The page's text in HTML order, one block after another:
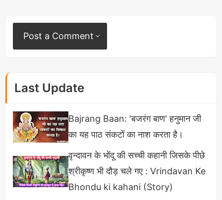
रक्त की एक बूंद में हजारों की संख्या में प्लेटलेट्स मौजूद
होती हैं यह एक प्रकार से शरीर के अंदर मौजूद रक्षा की
किसी भी सामान्य मनुष्य में इनकी संख्या 150000 से
स्थित में इंसान बीमार पड़ सकता है।
शरीर हर 3 दिन में अर्थात 72 घंटो में नई प्लेटलेट्स का
प्लेटलेट्स की कमी को थ्रोंबोसाइटोपेनिया और ज्यादा बढ़ने
पर इसे थ्रोंबोसाइटोसिस कहा जाता है।
इसकी कमी से स्किन पर चकत्ते पड़ना, खरोंच लगने से भी
Post a Comment
Last Update
Bajrang Baan: 'बजरंग बाण' हनुमान जी
का यह पाठ संकटों का नाश करता है।
वृन्दावन के भोंदू की सच्ची कहानी जिसके पीछे
श्रीकृष्ण भी दौड़ चले गए : Vrindavan Ke
Bhondu ki kahani (Story)